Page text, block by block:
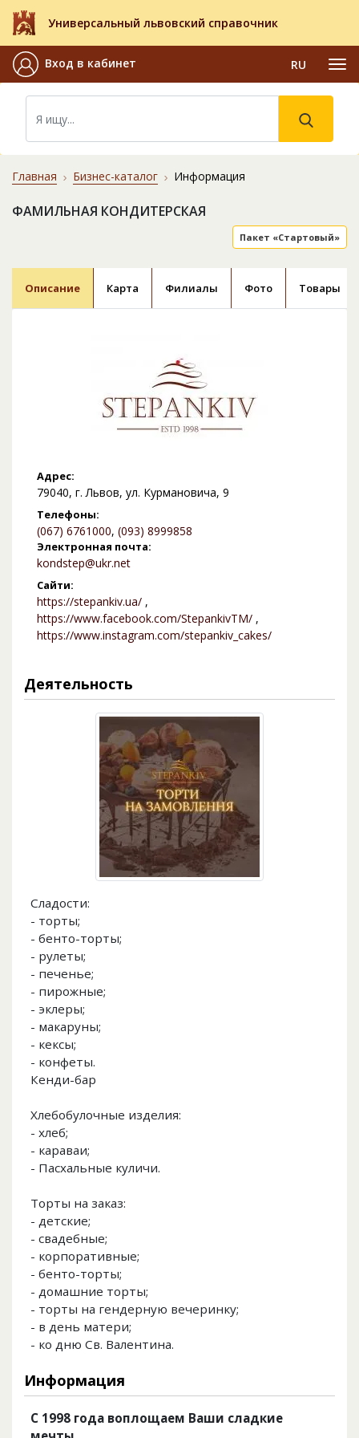
Универсальный львовский справочник
Вход в кабинет RU
Главная Бизнес-каталог Информация
ФАМИЛЬНАЯ КОНДИТЕРСКАЯ
Пакет «Стартовый»
Описание Карта Филиалы Фото Товары
Адрес:
79040, г. Львов, ул. Курмановича, 9
Телефоны:
(067) 6761000, (093) 8999858
Электронная почта:
kondstep@ukr.net
Сайти:
https://stepankiv.ua/ ,
https://www.facebook.com/StepankivTM/ ,
https://www.instagram.com/stepankiv_cakes/
Деятельность
Сладости:
- торты;
- бенто-торты;
- рулеты;
- печенье;
- пирожные;
- эклеры;
- макаруны;
- кексы;
- конфеты.
Кенди-бар
Хлебобулочные изделия:
- хлеб;
- караваи;
- Пасхальные куличи.
Торты на заказ:
- детские;
- свадебные;
- корпоративные;
- бенто-торты;
- домашние торты;
- торты на гендерную вечеринку;
- в день матери;
- ко дню Св. Валентина.
Информация
С 1998 года воплощаем Ваши сладкие